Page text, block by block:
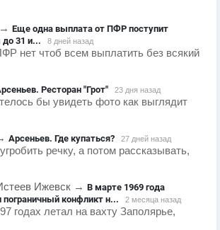
→ Еще одна выплата от ПФР поступит
31 и...
8 дней назад
нет чтоб всем выплатить без всякий
Ресторан "Грот" 23 дня назад
бы увидеть фото как выглядит
Арсеньев. Где купаться? 27 дней назад
речку, а потом рассказывать,
Ижевск → В марте 1969 года
пограничный конфликт н...
2 месяца назад
годах летал на вахту Заполярье,